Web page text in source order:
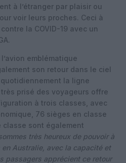
à l’étranger par plaisir ou
voir leurs proches. Ceci à
la COVID-19 avec un
, l’avion emblématique
son retour dans le ciel
la ligne
prisé des voyageurs offre
à trois classes, avec
76 sièges en classe
classe sont également
très heureux de pouvoir à
en Australie, avec la capacité et
passagers apprécient ce retour